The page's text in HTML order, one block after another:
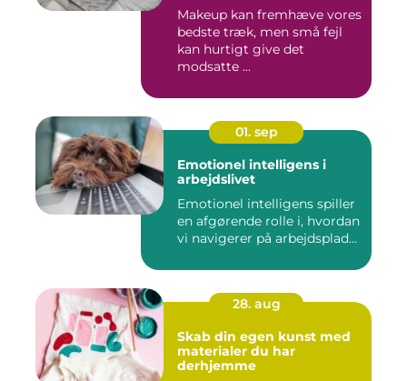
Makeup kan fremhæve vores
bedste træk, men små fejl
kan hurtigt give det
modsatte ...
01. sep
Emotionel intelligens i
arbejdslivet
Emotionel intelligens spiller
en afgørende rolle i, hvordan
vi navigerer på arbejdsplad...
28. aug
Skab din egen kunst med
materialer du har
derhjemme